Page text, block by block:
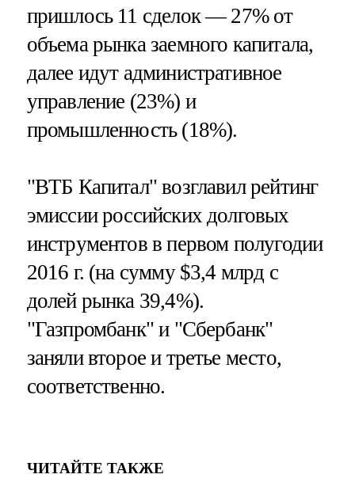
пришлось 11 сделок — 27% от
объема рынка заемного капитала,
далее идут административное
управление (23%) и
промышленность (18%).
"ВТБ Капитал" возглавил рейтинг
эмиссии российских долговых
инструментов в первом полугодии
2016 г. (на сумму $3,4 млрд с
долей рынка 39,4%).
"Газпромбанк" и "Сбербанк"
заняли второе и третье место,
соответственно.
ЧИТАЙТЕ ТАКЖЕ